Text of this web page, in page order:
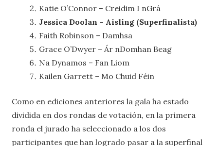
Katie O’Connor – Creidim I nGrá
Jessica Doolan – Aisling (Superfinalista)
Faith Robinson – Damhsa
Grace O’Dwyer – Ár nDomhan Beag
Na Dynamos – Fan Liom
Kailen Garrett – Mo Chuid Féin
Como en ediciones anteriores la gala ha estado
dividida en dos rondas de votación, en la primera
ronda el jurado ha seleccionado a los dos
participantes que han logrado pasar a la superfinal